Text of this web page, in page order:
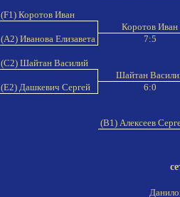
(F1) Коротов Иван
Коротов Иван
(A2) Иванова Елизавета
7:5
(C2) Шайтан Василий
Шайтан
(E2) Дашкевич Сергей
6:0
(B1) Алексеев